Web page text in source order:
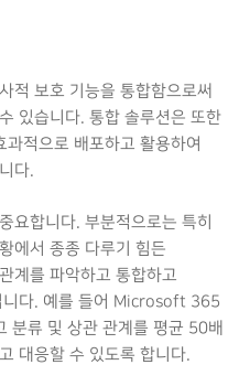
적 보호 기능을 통합함으로써
있습니다. 통합 솔루션은 또한
적으로 배포하고 활용하여
다.
요합니다. 부분적으로는 특히
에서 종종 다루기 힘든
계를 파악하고 통합하고
니다. 예를 들어 Microsoft 365
분류 및 상관 관계를 평균 50배
대응할 수 있도록 합니다.